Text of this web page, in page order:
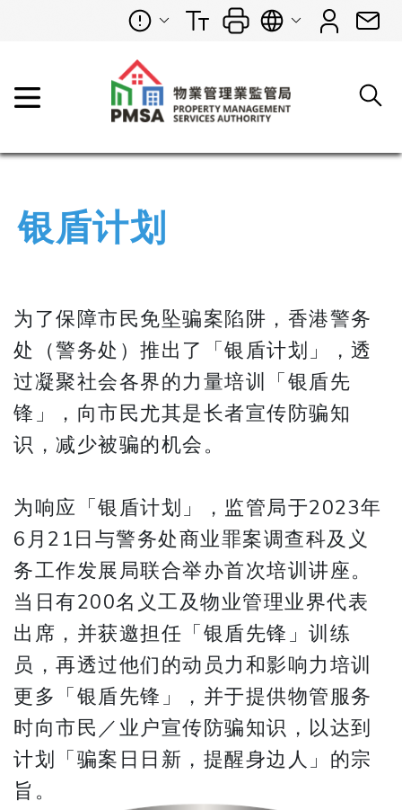
银盾计划
为了保障市民免坠骗案陷阱，香港警务
处（警务处）推出了「银盾计划」，透
过凝聚社会各界的力量培训「银盾先
锋」，向市民尤其是长者宣传防骗知
识，减少被骗的机会。 ​​​​​​​
为响应「银盾计划」，监管局于2023年
6月21日与警务处商业罪案调查科及义
务工作发展局联合举办首次培训讲座。
当日有200名义工及物业管理业界代表
出席，并获邀担任「银盾先锋」训练
员，再透过他们的动员力和影响力培训
更多「银盾先锋」，并于提供物管服务
时向市民／业户宣传防骗知识，以达到
计划「骗案日日新，提醒身边人」的宗
旨。